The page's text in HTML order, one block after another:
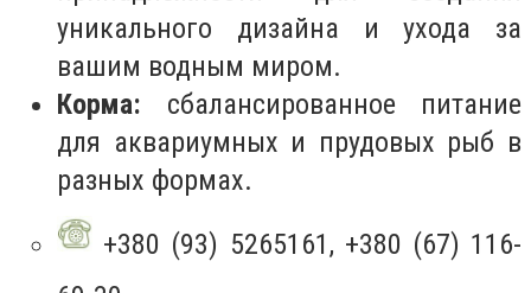
уникального дизайна и ухода за
вашим водным миром.
Корма: сбалансированное питание
для аквариумных и прудовых рыб в
разных формах.
+380 (93) 5265161, +380 (67) 116-